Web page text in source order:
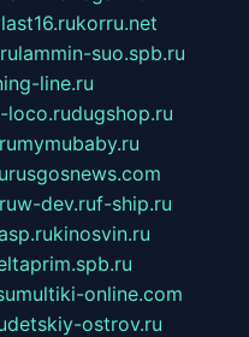
korru.net
lammin-suo.spb.ru
line.ru
loco.rudugshop.ru
mymubaby.ru
rusgosnews.com
w-dev.ruf-ship.ru
kinosvin.ru
multiki-online.com
detskiy-ostrov.ru